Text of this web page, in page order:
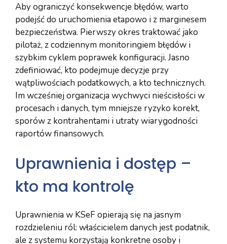
Aby ograniczyć konsekwencje błędów, warto
podejść do uruchomienia etapowo i z marginesem
bezpieczeństwa. Pierwszy okres traktować jako
pilotaż, z codziennym monitoringiem błędów i
szybkim cyklem poprawek konfiguracji. Jasno
zdefiniować, kto podejmuje decyzje przy
wątpliwościach podatkowych, a kto technicznych.
Im wcześniej organizacja wychwyci nieścisłości w
procesach i danych, tym mniejsze ryzyko korekt,
sporów z kontrahentami i utraty wiarygodności
raportów finansowych.
Uprawnienia i dostęp –
kto ma kontrolę
Uprawnienia w KSeF opierają się na jasnym
rozdzieleniu ról: właścicielem danych jest podatnik,
ale z systemu korzystają konkretne osoby i